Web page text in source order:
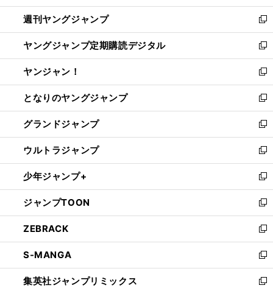
開
く
ウ
で
開
く
ン
ド
ウ
で
開
く
ウ
ィ
ン
ド
ウ
で
開
く
週刊ヤングジャンプ
新
し
い
ウ
ィ
ン
ド
ウ
で
開
く
ヤングジャンプ定期購読デジタル
新
し
い
ウ
ィ
ン
ド
ウ
で
開
く
ヤンジャン！
新
し
い
ウ
ィ
ン
ド
ウ
で
開
く
となりのヤングジャンプ
新
し
い
ウ
ィ
ン
ド
ウ
で
開
く
グランドジャンプ
新
し
い
ウ
ィ
ン
ド
ウ
で
開
く
ウルトラジャンプ
新
し
い
ウ
ィ
ン
ド
ウ
で
開
く
少年ジャンプ+
新
し
い
ウ
ィ
ン
ド
ウ
で
ジャンプTOON
新
し
い
ウ
ィ
ン
ド
ZEBRACK
新
し
い
ウ
ィ
S-MANGA
新
し
い
集英社ジャンプリミックス 新